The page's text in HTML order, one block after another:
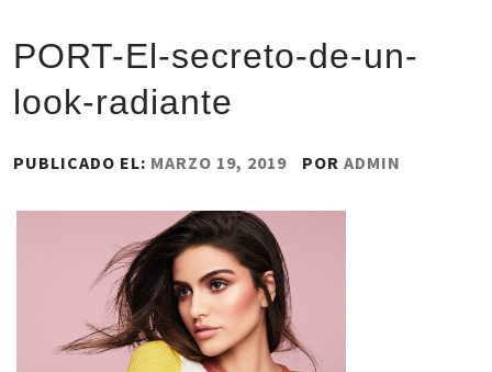
PORT-El-secreto-de-un-
look-radiante
PUBLICADO EL: MARZO 19, 2019 POR ADMIN